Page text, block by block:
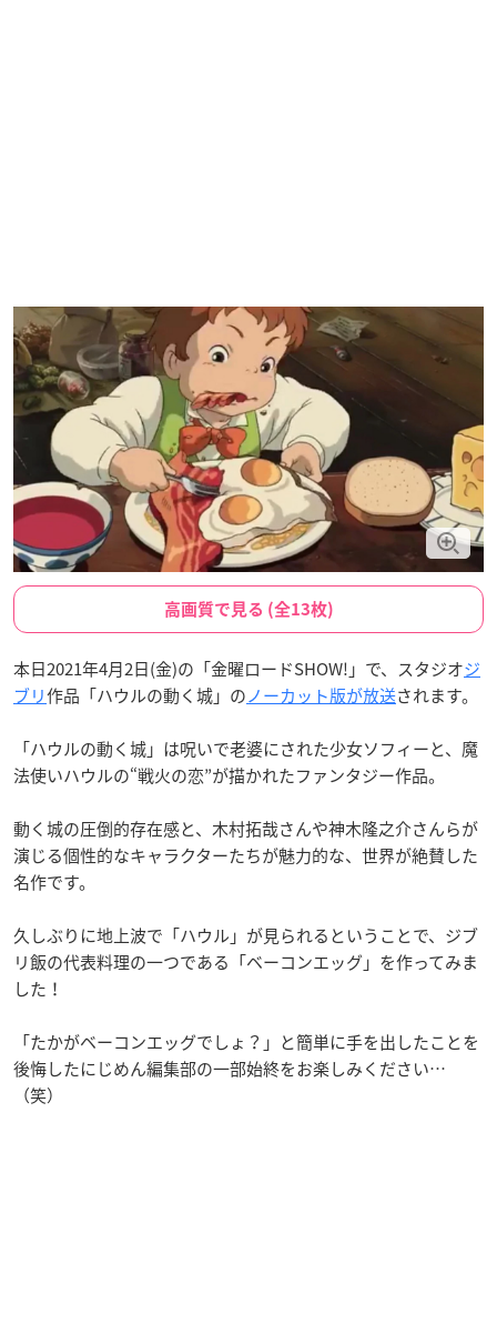
高画質で見る (全13枚)
本日2021年4月2日(金)の「金曜ロードSHOW!」で、スタジオジ
ブリ作品「ハウルの動く城」のノーカット版が放送されます。
「ハウルの動く城」は呪いで老婆にされた少女ソフィーと、魔
法使いハウルの“戦火の恋”が描かれたファンタジー作品。
動く城の圧倒的存在感と、木村拓哉さんや神木隆之介さんらが
演じる個性的なキャラクターたちが魅力的な、世界が絶賛した
名作です。
久しぶりに地上波で「ハウル」が見られるということで、ジブ
リ飯の代表料理の一つである「ベーコンエッグ」を作ってみま
した！
「たかがベーコンエッグでしょ？」と簡単に手を出したことを
後悔したにじめん編集部の一部始終をお楽しみください…
（笑）